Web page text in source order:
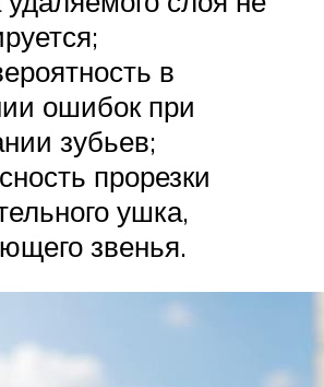
в
ошибок при
зубьев;
прорезки
ушка,
звенья.